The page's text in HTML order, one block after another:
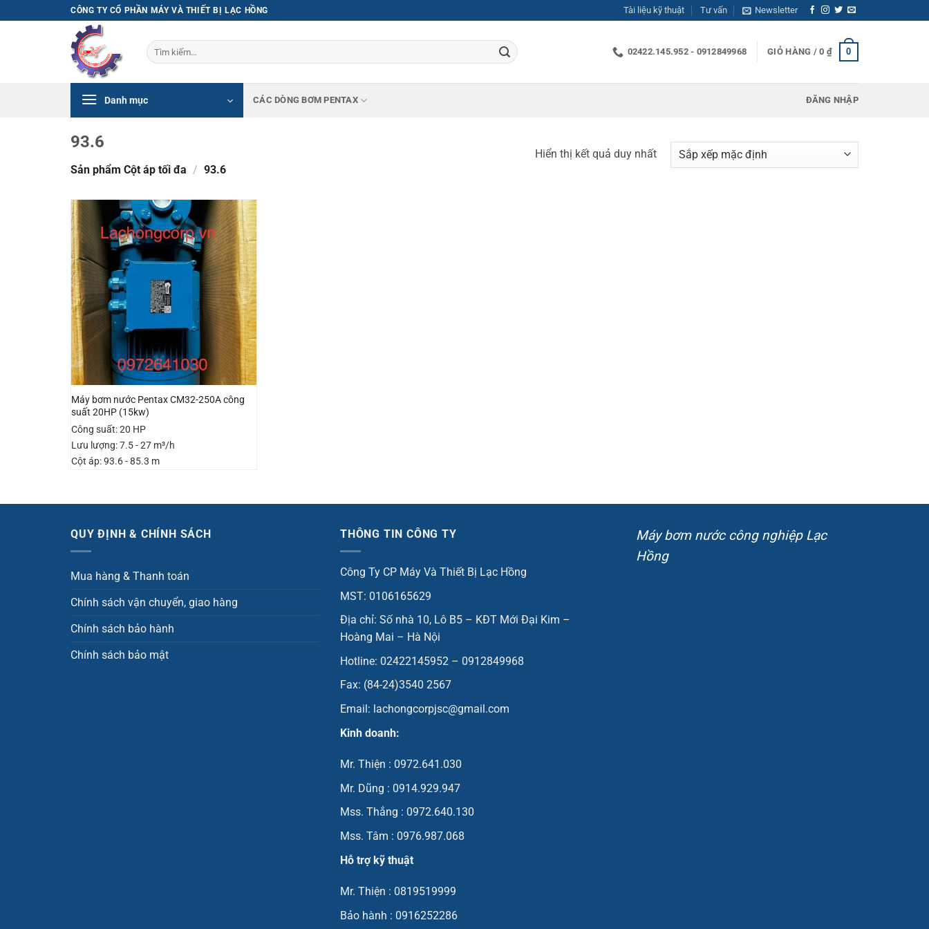
qua
CÔNG TY CỔ PHẦN MÁY VÀ THIẾT BỊ LẠC HỒNG Tài liệu kỹ thuật Tư vấn Newsletter
Tìm
kiếm:
02422.145.952 - 0912849968 GIỎ HÀNG /0 ₫ 0
Danh mục CÁC DÒNG BƠM PENTAX ĐĂNG NHẬP
93.6
Sản phẩm Cột áp tối đa / 93.6
Hiển thị kết quả duy nhất
Máy bơm nước Pentax CM32-250A công
suất 20HP (15kw)
Công suất: 20 HP
Lưu lượng: 7.5 - 27 m³/h
Cột áp: 93.6 - 85.3 m
QUY ĐỊNH & CHÍNH SÁCH
Mua hàng & Thanh toán
Chính sách vận chuyển, giao hàng
Chính sách bảo hành
Chính sách bảo mật
THÔNG TIN CÔNG TY
Công Ty CP Máy Và Thiết Bị Lạc Hồng
MST: 0106165629
Địa chỉ: Số nhà 10, Lô B5 – KĐT Mới Đại Kim –
Hoàng Mai – Hà Nội
Hotline: 02422145952 – 0912849968
Fax: (84-24)3540 2567
Email: lachongcorpjsc@gmail.com
Kinh doanh:
Mr. Thiện : 0972.641.030
Mr. Dũng : 0914.929.947
Mss. Thắng : 0972.640.130
Mss. Tâm : 0976.987.068
Hỗ trợ kỹ thuật
Mr. Thiện : 0819519999
Bảo hành : 0916252286
Máy bơm nước công nghiệp Lạc
Hồng